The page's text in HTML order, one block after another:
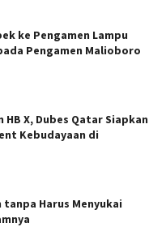
ke Pengamen Lampu
Pengamen Malioboro
HB X, Dubes Qatar Siapkan
Kebudayaan di
Harus Menyukai